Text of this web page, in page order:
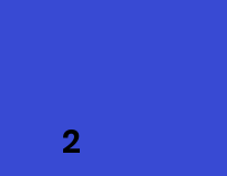
2